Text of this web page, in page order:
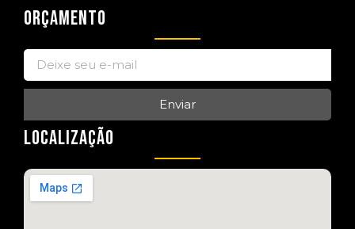
ORÇAMENTO
Enviar
LOCALIZAÇÃO